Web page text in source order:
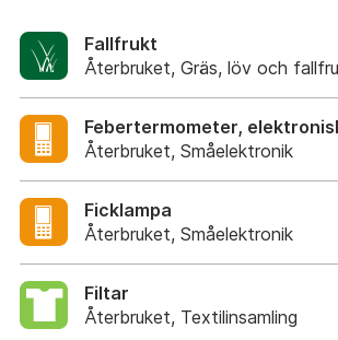
Fallfrukt
Återbruket, Gräs, löv och
Febertermometer,
Återbruket, Småelektronik
Ficklampa
Återbruket, Småelektronik
Filtar
Återbruket, Textilinsamling